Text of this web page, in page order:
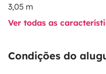
3,05 m
Ver todas as
Condições do